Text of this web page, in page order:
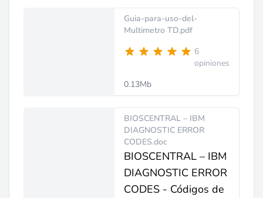
Guia-para-uso-del-
Multimetro TD.pdf
6
opiniones
0.13Mb
BIOSCENTRAL – IBM
DIAGNOSTIC ERROR
CODES.doc
BIOSCENTRAL – IBM
DIAGNOSTIC ERROR
CODES - Códigos de